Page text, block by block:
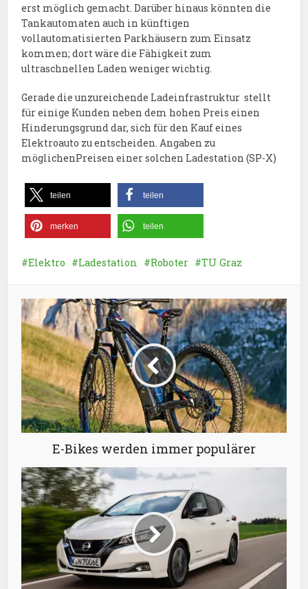
erst möglich gemacht. Darüber hinaus könnten die
Tankautomaten auch in künftigen
vollautomatisierten Parkhäusern zum Einsatz
kommen; dort wäre die Fähigkeit zum
ultraschnellen Laden weniger wichtig.
Gerade die unzureichende Ladeinfrastruktur stellt
für einige Kunden neben dem hohen Preis einen
Hinderungsgrund dar, sich für den Kauf eines
Elektroauto zu entscheiden. Angaben zu
möglichenPreisen einer solchen Ladestation (SP-X)
teilen teilen
merken teilen
Elektro Ladestation Roboter TU Graz
E-Bikes werden immer populärer